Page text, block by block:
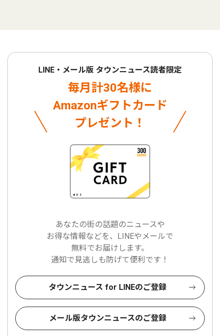
LINE・メール版 タウンニュース読者限定
毎月計30名様に
Amazonギフトカード
プレゼント！
あなたの街の話題のニュースや
お得な情報などを、LINEやメールで
無料でお届けします。
通知で見逃しも防げて便利です！
タウンニュース for LINEのご登録
メール版タウンニュースのご登録